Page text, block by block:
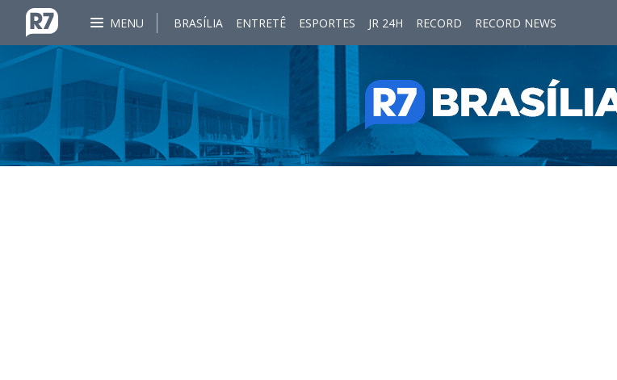
MENU BRASÍLIA ENTRETÊ ESPORTES JR 24H RECORD RECORD NEWS